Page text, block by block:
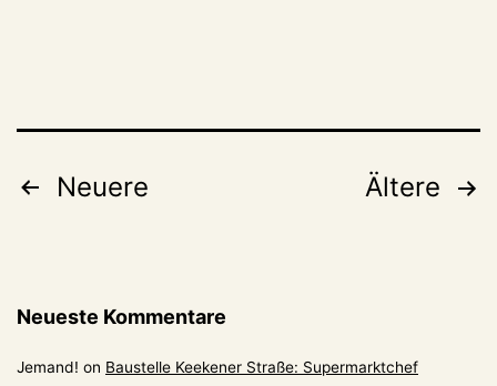
Seitennummerierung
Neuere Ältere
Neueste Kommentare
Jemand! on Baustelle Keekener Straße: Supermarktchef